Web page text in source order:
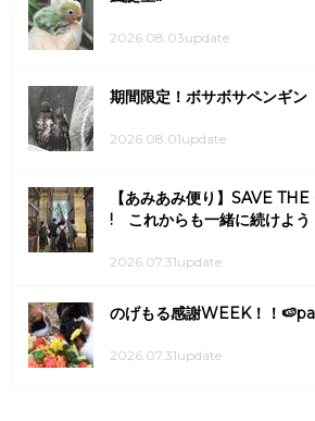
2026.08.03update
期間限定！ボサボサペンギン
2026.08.01update
【あみあみ便り】SAVE
! これからも一緒に続けよう
2026.07.31update
のげもる感謝WEEK！！
2026.07.31update